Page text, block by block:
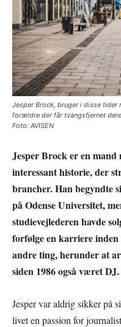
Jesper Brock, bruger i disse
forældre der får tvangsfjernet
Foto: AVISEN
Jesper Brock er en mand
interessant historie, der
brancher. Han begyndte
på Odense Universitet,
studievejlederen havde
forfølge en karriere
andre ting, herunder at
siden 1986 også været DJ.
Jesper var aldrig sikker på
livet en passion for